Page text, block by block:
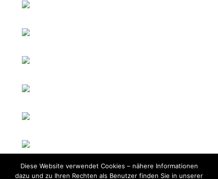
Diese Website verwendet Cookies – nähere Informationen
dazu und zu Ihren Rechten als Benutzer finden Sie in unserer